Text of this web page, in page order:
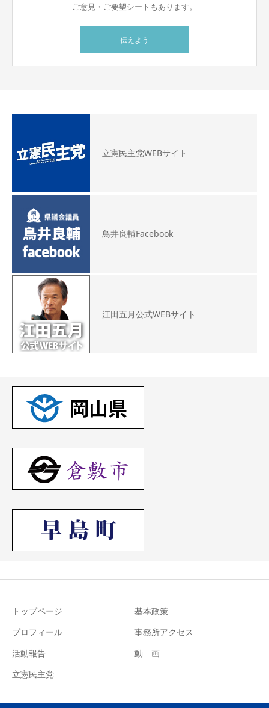
ご意見・ご要望シートもあります。
伝えよう
立憲民主党WEBサイト
鳥井良輔Facebook
江田五月公式WEBサイト
トップページ
基本政策
プロフィール
事務所アクセス
活動報告
動 画
立憲民主党